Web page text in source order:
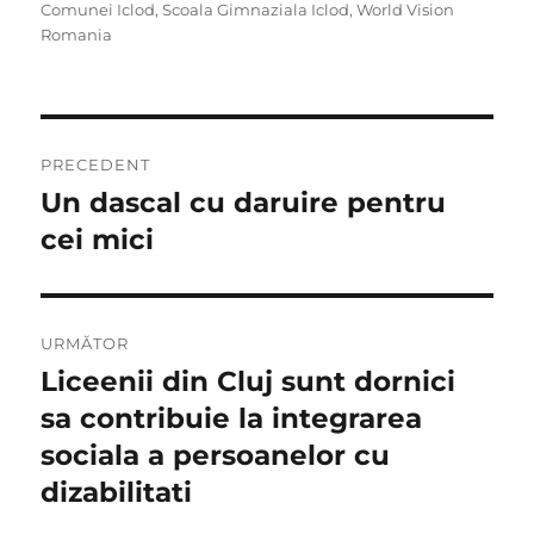
Comunei Iclod,Scoala Gimnaziala Iclod,World Vision
Romania
în
articole
PRECEDENT
Articolul
anterior:
Un dascal cu daruire pentru
cei mici
URMĂTOR
Articolul
următor:
Liceenii din Cluj sunt dornici
sa contribuie la integrarea
sociala a persoanelor cu
dizabilitati